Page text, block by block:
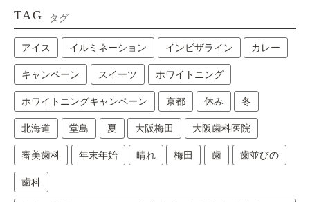
TAG タグ
アイス イルミネーション インビザライン カレー
キャンペーン スイーツ ホワイトニング
ホワイトニングキャンペーン 京都 休み 冬
北海道 堂島 夏 大阪梅田 大阪歯科医院
審美歯科 年末年始 晴れ 梅田 歯 歯並びの
歯科